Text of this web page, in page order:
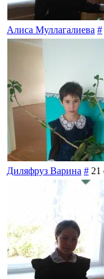
Алиса Муллагалиева #
Диляфруз Варина # 21